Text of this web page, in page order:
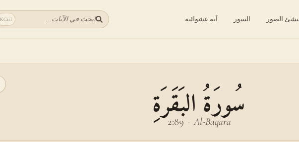
الصور السور آية عشوائية ابحث في الآيات... Ctrl
K
سُورَةُ البَقَرَةِ
Al-Baqara
·
2:89